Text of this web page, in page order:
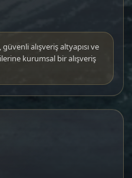
alışveriş altyapısı ve
kurumsal bir alışveriş